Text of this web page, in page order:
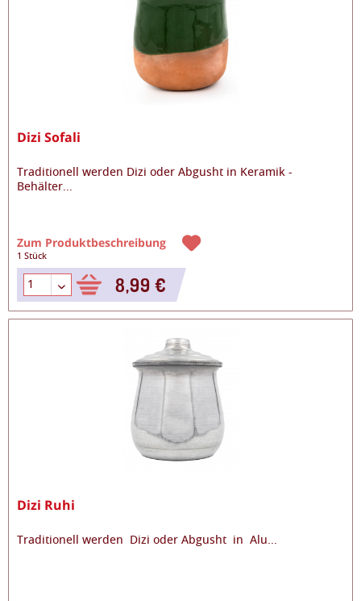
Dizi Sofali
Traditionell werden Dizi oder Abgusht in Keramik -
Behälter
Zum Produktbeschreibung
1 Stück
8,99 €
Dizi Ruhi
Traditionell werden Dizi oder Abgusht in Alu...